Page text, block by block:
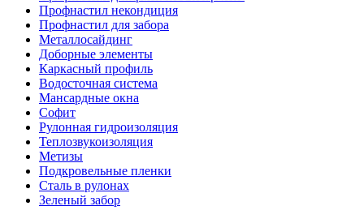
Профнастил некондиция
Профнастил для забора
Металлосайдинг
Доборные элементы
Каркасный профиль
Водосточная система
Мансардные окна
Софит
Рулонная гидроизоляция
Теплозвукоизоляция
Метизы
Подкровельные пленки
Сталь в рулонах
Зеленый забор